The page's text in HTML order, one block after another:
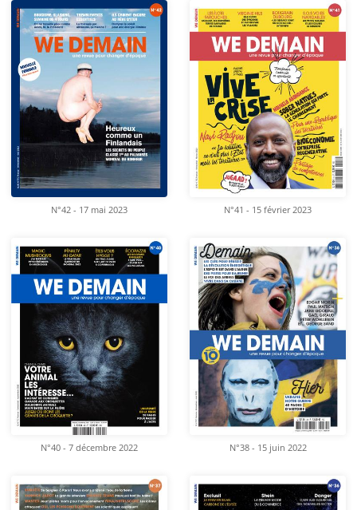
N°42 - 17 mai 2023 N°41 - 15 février 2023
N°40 - 7 décembre 2022 N°38 - 15 juin 2022